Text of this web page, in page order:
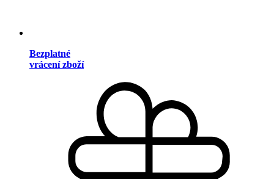
Bezplatné
vrácení zboží